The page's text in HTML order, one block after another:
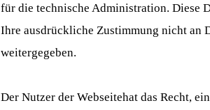
für die technische Administration. Diese
Ihre ausdrückliche Zustimmung nicht an
weitergegeben.
Der Nutzer der Webseitehat das Recht,